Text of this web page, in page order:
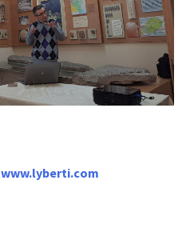
www.lyberti.com